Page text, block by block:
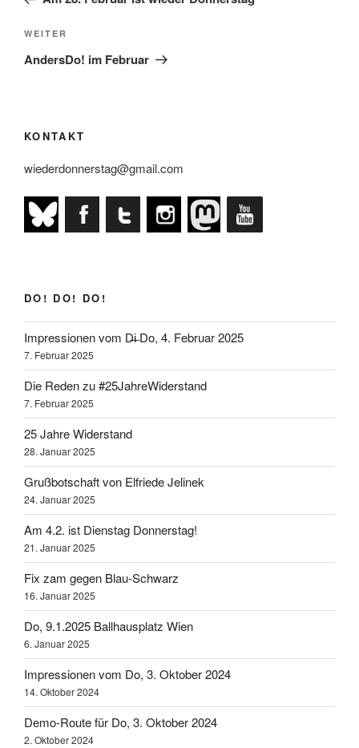
Nächster
Beitrag
WEITER
AndersDo! im Februar
KONTAKT
wiederdonnerstag@gmail.com
DO! DO! DO!
Impressionen vom D̶i̶ Do, 4. Februar 2025
7. Februar 2025
Die Reden zu #25JahreWiderstand
7. Februar 2025
25 Jahre Widerstand
28. Januar 2025
Grußbotschaft von Elfriede Jelinek
24. Januar 2025
Am 4.2. ist Dienstag Donnerstag!
21. Januar 2025
Fix zam gegen Blau-Schwarz
16. Januar 2025
Do, 9.1.2025 Ballhausplatz Wien
6. Januar 2025
Impressionen vom Do, 3. Oktober 2024
14. Oktober 2024
Demo-Route für Do, 3. Oktober 2024
2. Oktober 2024